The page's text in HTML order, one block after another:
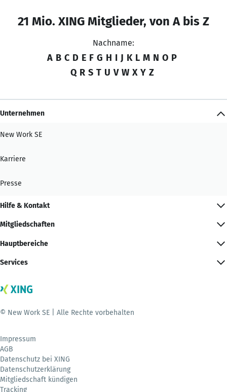
21 Mio. XING Mitglieder, von A bis Z
Nachname:
A B C D E F G H I J K L M N O P
Q R S T U V W X Y Z
Unternehmen
New Work SE
Karriere
Presse
Hilfe & Kontakt
Mitgliedschaften
Hauptbereiche
Services
© New Work SE | Alle Rechte vorbehalten
Impressum
AGB
Datenschutz bei XING
Datenschutzerklärung
Mitgliedschaft kündigen
Tracking